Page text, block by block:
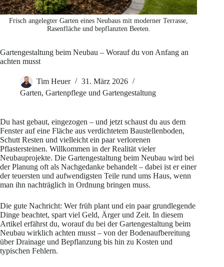
Frisch angelegter Garten eines Neubaus mit moderner Terrasse,
Rasenfläche und bepflanzten Beeten.
Gartengestaltung beim Neubau – Worauf du von Anfang an
achten musst
Tim Heuer
31. März 2026
Garten, Gartenpflege und Gartengestaltung
Du hast gebaut, eingezogen – und jetzt schaust du aus dem
Fenster auf eine Fläche aus verdichtetem Baustellenboden,
Schutt Resten und vielleicht ein paar verlorenen
Pflastersteinen. Willkommen in der Realität vieler
Neubauprojekte. Die Gartengestaltung beim Neubau wird bei
der Planung oft als Nachgedanke behandelt – dabei ist er einer
der teuersten und aufwendigsten Teile rund ums Haus, wenn
man ihn nachträglich in Ordnung bringen muss.
Die gute Nachricht: Wer früh plant und ein paar grundlegende
Dinge beachtet, spart viel Geld, Ärger und Zeit. In diesem
Artikel erfährst du, worauf du bei der Gartengestaltung beim
Neubau wirklich achten musst – von der Bodenaufbereitung
über Drainage und Bepflanzung bis hin zu Kosten und
typischen Fehlern.